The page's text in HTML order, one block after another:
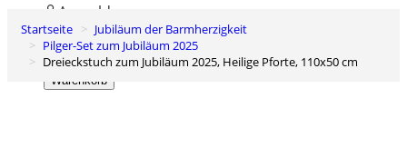
Anmelden
Wunschliste
0
Warenkorb
Startseite
Jubiläum der Barmherzigkeit
Pilger-Set zum Jubiläum 2025
Dreieckstuch zum Jubiläum 2025, Heilige Pforte, 110x50 cm